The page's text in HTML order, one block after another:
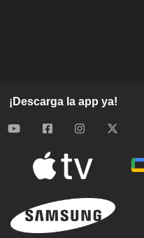
¡Descarga la app ya!